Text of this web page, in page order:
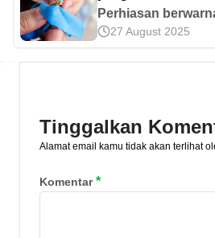
Perhiasan
dipakai dalam
tidak mengkilap
27 August 2025
Tinggalkan
Alamat email kamu tidak akan terlihat
Komentar*